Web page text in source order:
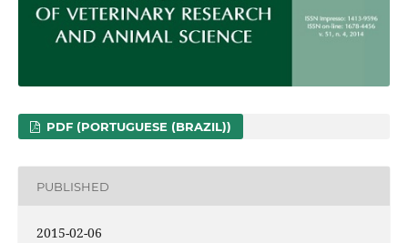
PDF (PORTUGUESE (BRAZIL))
PUBLISHED
2015-02-06